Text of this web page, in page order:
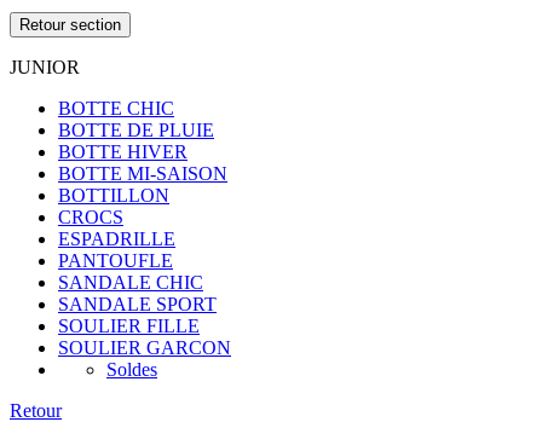
Retour section
JUNIOR
BOTTE CHIC
BOTTE DE PLUIE
BOTTE HIVER
BOTTE MI-SAISON
BOTTILLON
CROCS
ESPADRILLE
PANTOUFLE
SANDALE CHIC
SANDALE SPORT
SOULIER FILLE
SOULIER GARCON
Soldes
Retour